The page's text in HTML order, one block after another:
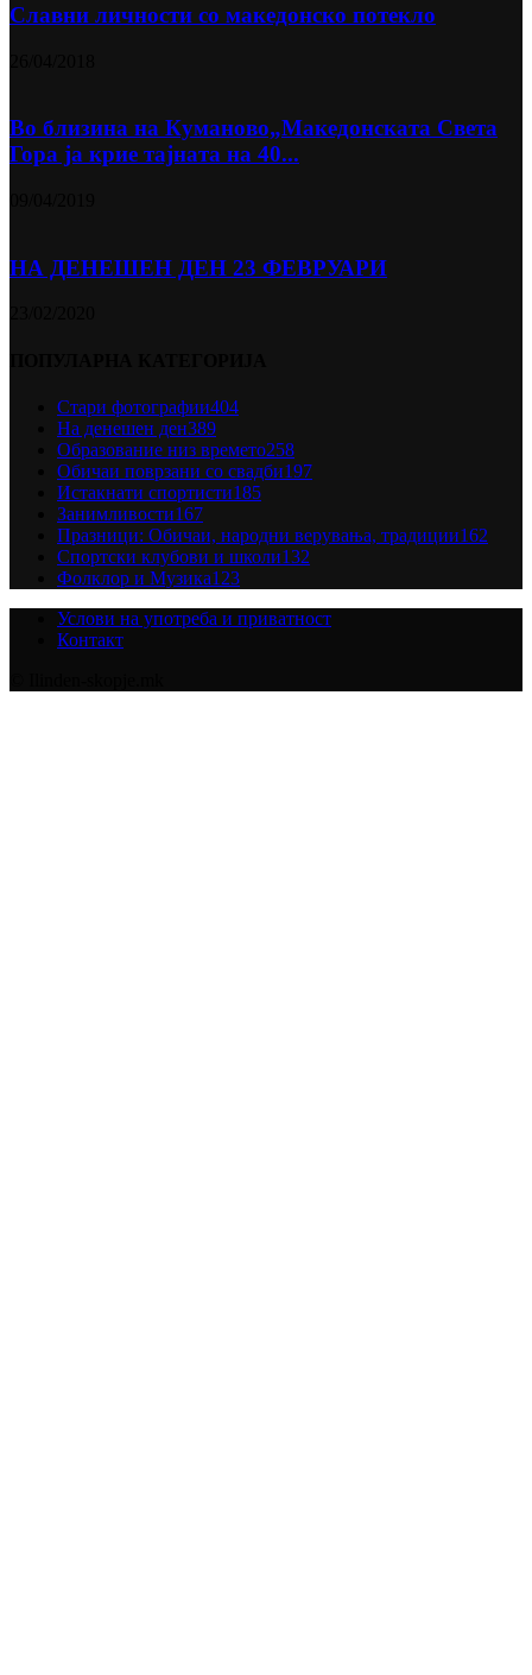
Славни личности со македонско потекло
Во близина на Кумановo„Македонската Света
Гора ја крие тајната на 40...
НА ДЕНЕШЕН ДЕН 23 ФЕВРУАРИ
Стари фотографии404
На денешен ден389
Образование низ времето258
Обичаи поврзани со свадби197
Истакнати спортисти185
Занимливости167
Празници: Обичаи, народни верувања, традиции162
Спортски клубови и школи132
Фолклор и Музика123
Услови на употреба и приватност
Контакт